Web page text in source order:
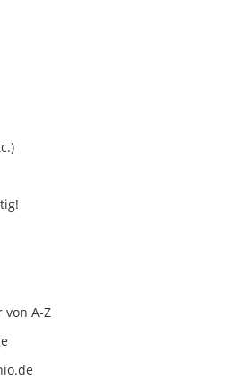
von A-Z